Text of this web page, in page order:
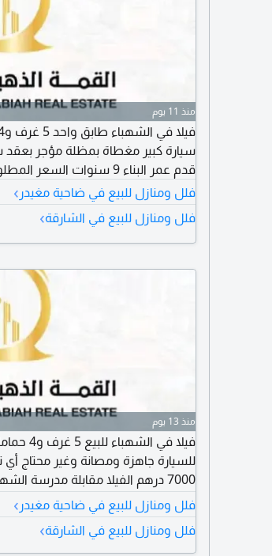
منذ 11 يوم
قدم عمر البناء 9 سنوات السعر المطلوب 950 ألف درهم
فلل ومنازل للبيع في ضاحية مغيدر ›
فلل ومنازل للبيع في الشارقة›
منذ 13 يوم
فيلا في
للسيارة جاهزة ومصانة وغير محتاج
ألف درهم وقابل للتفاوض
فلل ومنازل للبيع في ضاحية مغيدر ›
فلل ومنازل للبيع في الشارقة›